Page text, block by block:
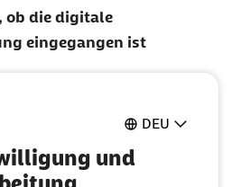
DEU
und
ob die digitale
eingegangen ist
wieviel Krankengeld